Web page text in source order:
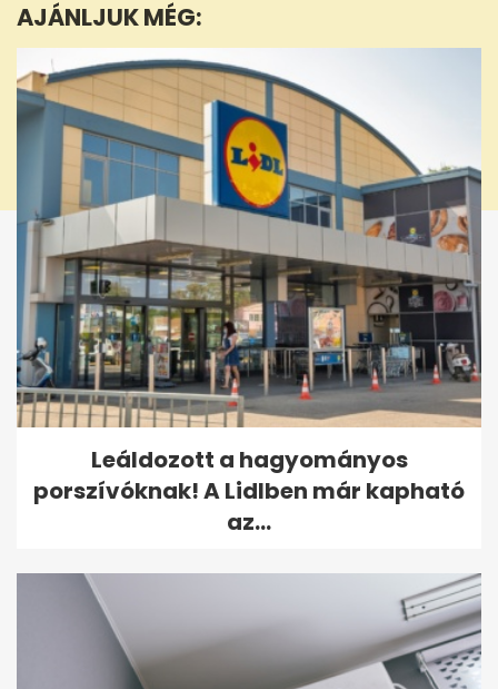
58
seconds
AJÁNLJUK MÉG:
Leáldozott a hagyományos
porszívóknak! A Lidlben már kapható
az...